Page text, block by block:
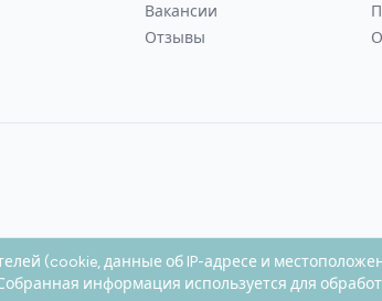
Вакансии
Отзывы
(cookie, данные об IP-адресе и
информация используется для